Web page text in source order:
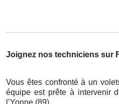
Joignez nos techniciens sur
Vous êtes confronté à un
équipe est prête à intervenir
’Yonne (89).